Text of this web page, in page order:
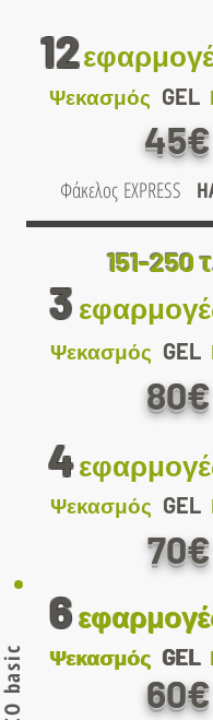
6
Ψεκασμός GEL
12
Ψεκασμός GEL
45€
EXPRESS
Φάκελος
151-250
3
Ψεκασμός GEL
80€
4
Ψεκασμός GEL
70€
Ψεκασμός GEL
60€